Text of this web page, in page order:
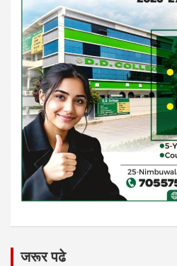
जरूर पढे